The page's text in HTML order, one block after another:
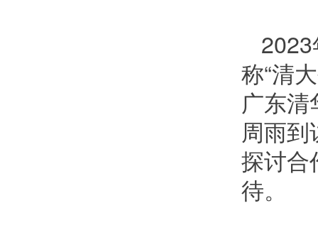
称“清
广东
周雨
探讨合
待。